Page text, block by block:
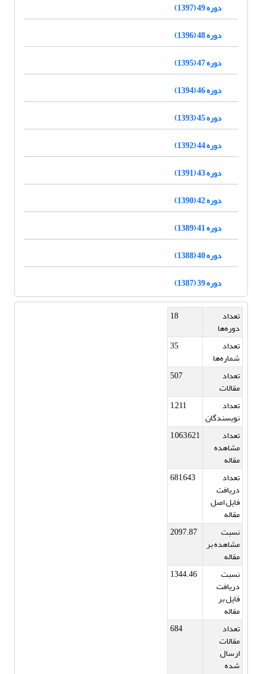
دوره 49 (1397)
دوره 48 (1396)
دوره 47 (1395)
دوره 46 (1394)
دوره 45 (1393)
دوره 44 (1392)
دوره 43 (1391)
دوره 42 (1390)
دوره 41 (1389)
دوره 40 (1388)
دوره 39 (1387)
تعداد
دوره‌ها
18
تعداد
شماره‌ها
35
تعداد
مقالات
507
تعداد
نویسندگان
1,211
تعداد
مشاهده
مقاله
1,063,621
تعداد
دریافت
فایل اصل
مقاله
681,643
نسبت
مشاهده بر
مقاله
2097.87
نسبت
دریافت
فایل بر
مقاله
1344.46
تعداد
مقالات
ارسال
شده
684